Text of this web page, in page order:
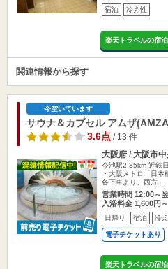
宿泊 冷え性
楽天トラベルの宿
関連情報から探す
今空いています
サウナ＆カプセル アムザ
3.6点/ 13 件
大阪府 / 大阪市
今池駅2.35km 近鉄
・大阪メトロ「日本
各下車より、西方…
営業時間 12:00～
入浴料金 1,600円～
日帰り 宿泊 冷
電子チケットあり
楽天トラベルの宿